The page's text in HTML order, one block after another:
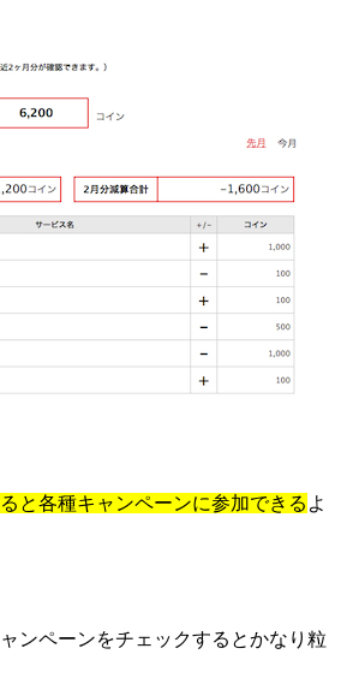
と各種キャンペーンに参加できる よ
ンペーンをチェックするとかなり粒